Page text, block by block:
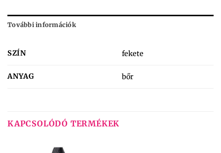
További információk
SZÍN fekete
ANYAG bőr
KAPCSOLÓDÓ TERMÉKEK